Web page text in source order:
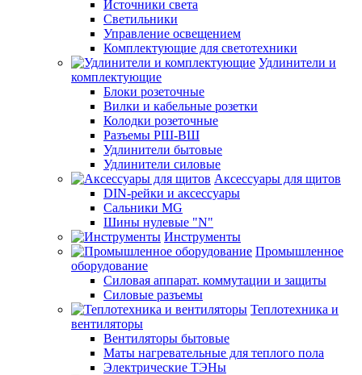
Источники света
Светильники
Управление освещением
Комплектующие для светотехники
Удлинители и
комплектующие
Блоки розеточные
Вилки и кабельные розетки
Колодки розеточные
Разъемы РШ-ВШ
Удлинители бытовые
Удлинители силовые
Аксессуары для щитов
DIN-рейки и аксессуары
Сальники MG
Шины нулевые "N"
Инструменты
Промышленное
оборудование
Силовая аппарат. коммутации и защиты
Силовые разъемы
Теплотехника и
вентиляторы
Вентиляторы бытовые
Маты нагревательные для теплого пола
Электрические ТЭНы